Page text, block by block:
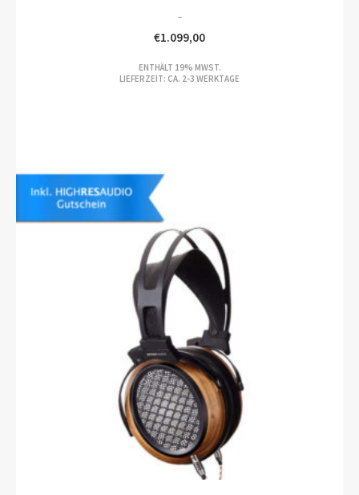
–
€1.099,00
ENTHÄLT 19% MWST.
LIEFERZEIT: CA. 2-3 WERKTAGE